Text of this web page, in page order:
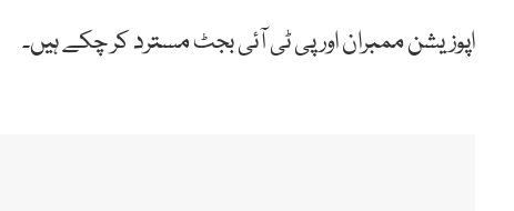
اپوزیشن ممبران اور پی ٹی آئی بجٹ مسترد کر چکے ہیں۔